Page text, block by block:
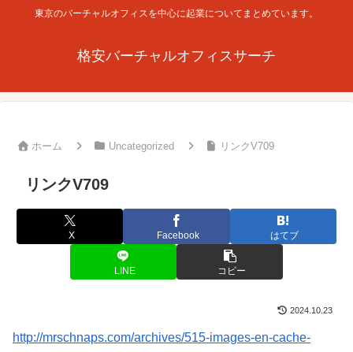
東京のバーチャルオフィスを中心に起業についてまとめています。
格安バーチャルオフィスサーチ
ホーム Uncategorized リンクV709
リンクV709
X Facebook はてブ
LINE コピー
2024.10.23
http://mrschnaps.com/archives/515-images-en-cache-